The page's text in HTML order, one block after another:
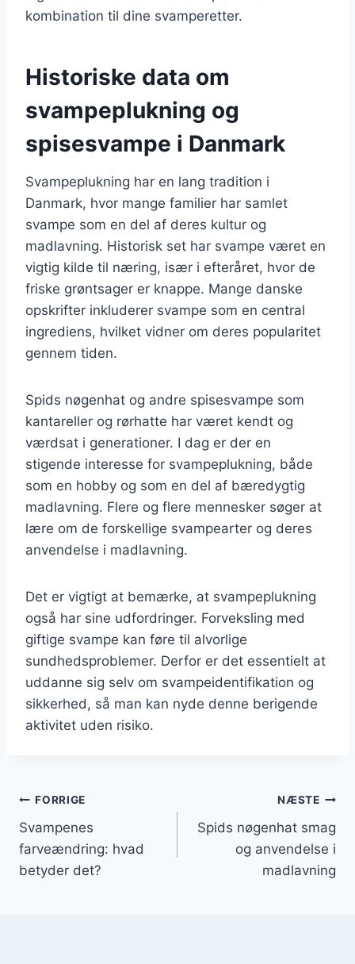
kombination til dine svamperetter.
Historiske data om
svampeplukning og
spisesvampe i Danmark
Svampeplukning har en lang tradition i
Danmark, hvor mange familier har samlet
svampe som en del af deres kultur og
madlavning. Historisk set har svampe været en
vigtig kilde til næring, især i efteråret, hvor de
friske grøntsager er knappe. Mange danske
opskrifter inkluderer svampe som en central
ingrediens, hvilket vidner om deres popularitet
gennem tiden.
Spids nøgenhat og andre spisesvampe som
kantareller og rørhatte har været kendt og
værdsat i generationer. I dag er der en
stigende interesse for svampeplukning, både
som en hobby og som en del af bæredygtig
madlavning. Flere og flere mennesker søger at
lære om de forskellige svampearter og deres
anvendelse i madlavning.
Det er vigtigt at bemærke, at svampeplukning
også har sine udfordringer. Forveksling med
giftige svampe kan føre til alvorlige
sundhedsproblemer. Derfor er det essentielt at
uddanne sig selv om svampeidentifikation og
sikkerhed, så man kan nyde denne berigende
aktivitet uden risiko.
Indlægsnavigation
FORRIGE
Svampenes
farveændring: hvad
betyder det?
NÆSTE
Spids nøgenhat smag
og anvendelse i
madlavning